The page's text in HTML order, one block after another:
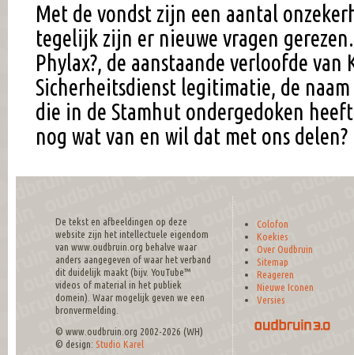
Met de vondst zijn een aantal
tegelijk zijn er nieuwe vragen
Phylax?, de aanstaande verloofde van
Sicherheitsdienst legitimatie, de
die in de Stamhut ondergedoken
nog wat van en wil dat met ons delen?
De tekst en afbeeldingen op deze
website zijn het intellectuele eigendom
van www.oudbruin.org behalve waar
anders aangegeven of waar het verband
dit duidelijk maakt (bijv. YouTube™
videos of material in het publiek
domein). Waar mogelijk geven we een
bronvermelding.
© www.oudbruin.org 2002-2026 (WH)
© design: Studio Karel
Colofon
Koekies
Over Oudbruin
Sitemap
Reageren
Nieuwe Iconen
Versies